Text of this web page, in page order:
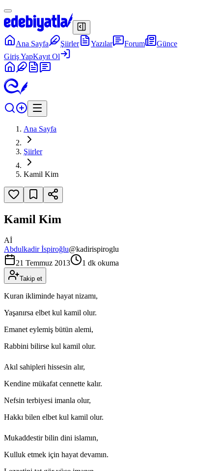
Ana Sayfa Şiirler Yazılar Forum
Günce
Giriş YapKayıt Ol
Ana Sayfa
Şiirler
Kamil Kim
Kamil Kim
Aİ
Abdulkadir İspiroğlu@kadirispiroglu
21 Temmuz 2013
1 dk okuma
Takip et
Kuran ikliminde hayat nizamı,
Yaşanırsa elbet kul kamil olur.
Emanet eylemiş bütün alemi,
Rabbini bilirse kul kamil olur.
Akıl sahipleri hissesin alır,
Kendine mükafat cennette kalır.
Nefsin terbiyesi imanla olur,
Hakkı bilen elbet kul kamil olur.
Mukaddestir bilin dini islamın,
Kulluk etmek için hayat devamın.